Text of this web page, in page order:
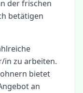
der frischen
betätigen
in zu arbeiten.
bietet
an